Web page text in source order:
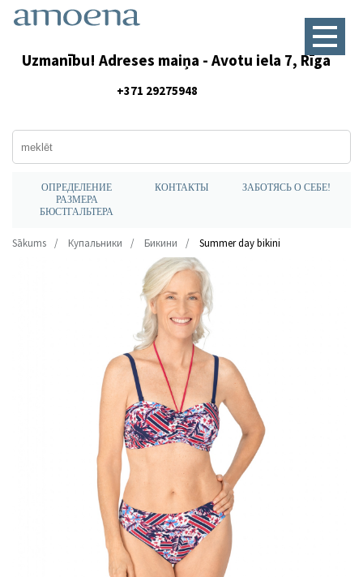
Uzmanību! Adreses maiņa - Avotu iela 7, Rīga
+371 29275948
ОПРЕДЕЛЕНИЕ
РАЗМЕРА
БЮСТГАЛЬТЕРА
КОНТАКТЫ ЗАБОТЯСЬ О СЕБЕ!
Sākums Купальники Бикини Summer day bikini